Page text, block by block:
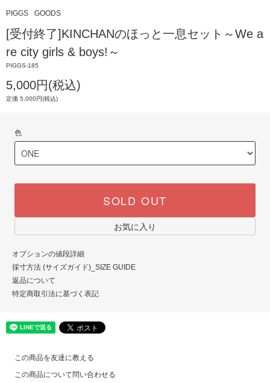
PIGGS GOODS
[受付終了]KINCHANのほっと一息セット～We a
re city girls & boys!～
PIGGS-185
5,000円(税込)
定価 5,000円(税込)
色
SOLD OUT
お気に入り
オプションの値段詳細
採寸方法 (サイズガイド)_SIZE GUIDE
返品について
特定商取引法に基づく表記
この商品を友達に教える
この商品について問い合わせる